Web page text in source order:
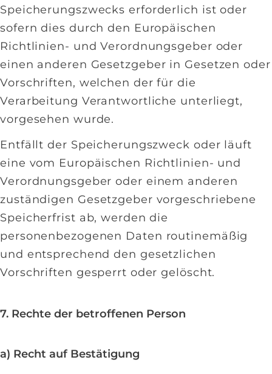
Speicherungszwecks erforderlich ist oder
sofern dies durch den Europäischen
Richtlinien- und Verordnungsgeber oder
einen anderen Gesetzgeber in Gesetzen oder
Vorschriften, welchen der für die
Verarbeitung Verantwortliche unterliegt,
vorgesehen wurde.
Entfällt der Speicherungszweck oder läuft
eine vom Europäischen Richtlinien- und
Verordnungsgeber oder einem anderen
zuständigen Gesetzgeber vorgeschriebene
Speicherfrist ab, werden die
personenbezogenen Daten routinemäßig
und entsprechend den gesetzlichen
Vorschriften gesperrt oder gelöscht.
7. Rechte der betroffenen Person
a) Recht auf Bestätigung